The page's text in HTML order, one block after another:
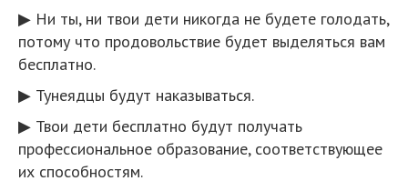
▶ Ни ты, ни твои дети никогда не будете голодать,
потому что продовольствие будет выделяться вам
бесплатно.
▶ Тунеядцы будут наказываться.
▶ Твои дети бесплатно будут получать
профессиональное образование, соответствующее
их способностям.